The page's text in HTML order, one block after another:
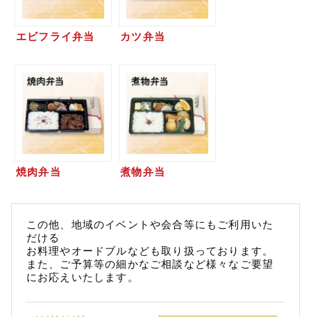
エビフライ弁当 カツ弁当
焼肉弁当 煮物弁当
この他、地域のイベントや会合等にもご利用いた
だける
お料理やオードブルなども取り扱っております。
また、ご予算等の細かなご相談など様々なご要望
にお応えいたします。